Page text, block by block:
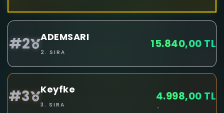
#2 ADEMSARI
2. SIRA
15.840,00 TL
#3 Keyfke
3. SIRA
4.998,00 TL